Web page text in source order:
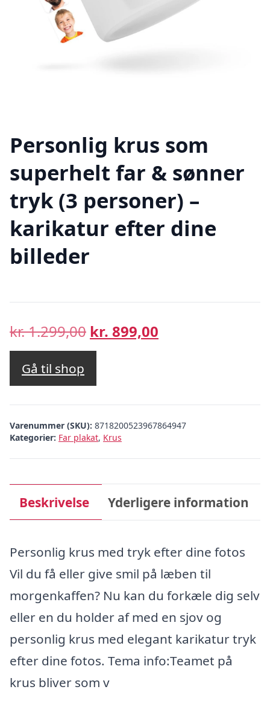
Personlig krus som
superhelt far & sønner
tryk (3 personer) –
karikatur efter dine
billeder
kr.1.299,00 Den
oprindelige
var:
kr. 1.299,00.
kr. 899,00
kr. 899,00.
Gå til shop
Varenummer (SKU): 8718200523967864947
Kategorier: Far plakat, Krus
Beskrivelse Yderligere information
Personlig krus med tryk efter dine fotos
Vil du få eller give smil på læben til
morgenkaffen? Nu kan du forkæle dig selv
eller en du holder af med en sjov og
personlig krus med elegant karikatur tryk
efter dine fotos. Tema info:Teamet på
krus bliver som v